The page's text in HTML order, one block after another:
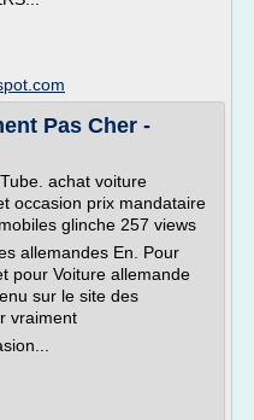
Pas Cher -
achat voiture
occasion prix mandataire
glinche 257 views
allemandes En. Pour
pour Voiture allemande
sur le site des
vraiment